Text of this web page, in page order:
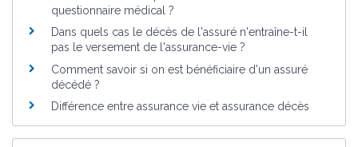
questionnaire médical ?
Dans quels cas le décès de l'assuré n'entraîne-t-il
pas le versement de l'assurance-vie ?
Comment savoir si on est bénéficiaire d'un assuré
décédé ?
Différence entre assurance vie et assurance décès